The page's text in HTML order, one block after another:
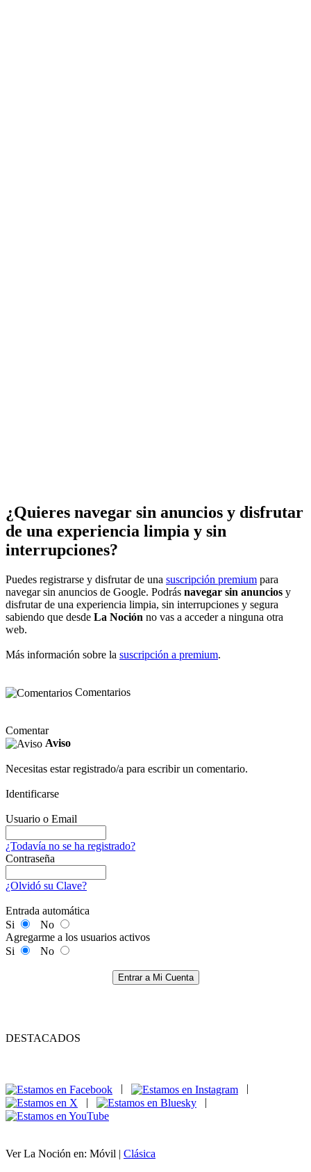
¿Quieres navegar sin anuncios y disfrutar
de una experiencia limpia y sin
interrupciones?
Puedes registrarse y disfrutar de una suscripción premium para
navegar sin anuncios de Google. Podrás navegar sin anuncios y
disfrutar de una experiencia limpia, sin interrupciones y segura
sabiendo que desde La Noción no vas a acceder a ninguna otra
web.
Más información sobre la suscripción a premium.
Comentarios
Comentar
Aviso
Necesitas estar registrado/a para escribir un comentario.
Identificarse
Usuario o Email
¿Todavía no se ha registrado?
Contraseña
¿Olvidó su Clave?
Entrada automática
Si
No
Agregarme a los usuarios activos
Si
No
Entrar a Mi Cuenta
DESTACADOS
|
|
Ver La Noción en: Móvil | Clásica